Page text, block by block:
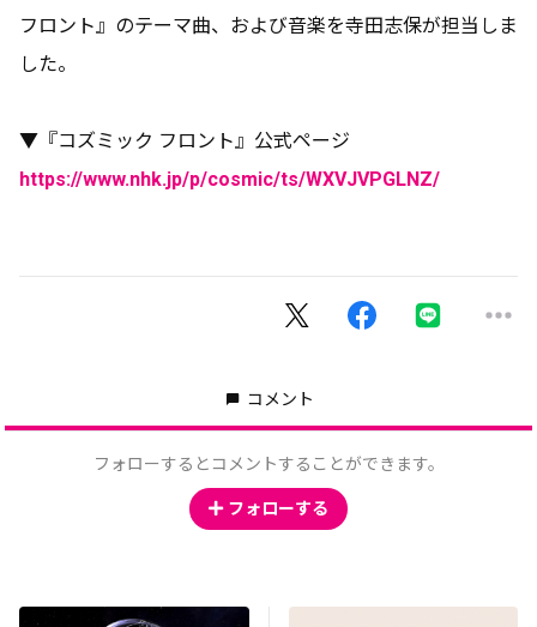
フロント』のテーマ曲、および音楽を寺田志保が担当しま
した。
▼『コズミック フロント』公式ページ
https://www.nhk.jp/p/cosmic/ts/WXVJVPGLNZ/
コメント
フォローするとコメントすることができます。
フォローする